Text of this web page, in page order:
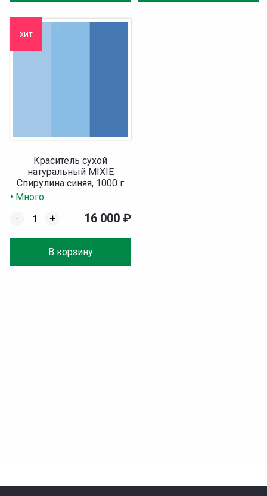
хит
Краситель сухой
натуральный MIXIE
Спирулина синяя, 1000 г
• Много
-
+
В корзину
16 000 ₽